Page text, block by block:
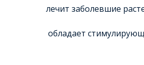
лечит заболевшие
обладает